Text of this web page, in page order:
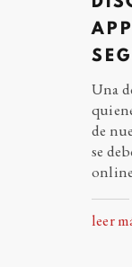
Una
de
se
leer